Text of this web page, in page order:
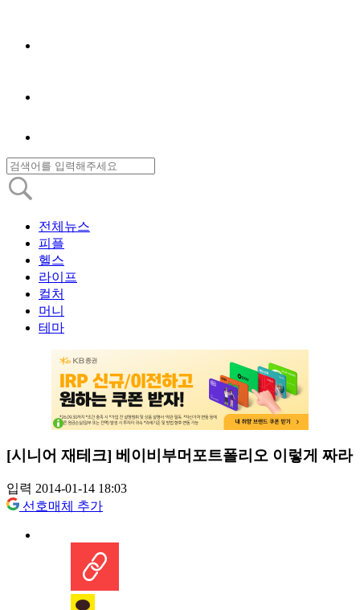
전체뉴스
피플
헬스
라이프
컬처
머니
테마
[시니어 재테크] 베이비부머포트폴리오 이렇게 짜라
입력 2014-01-14 18:03
선호매체 추가